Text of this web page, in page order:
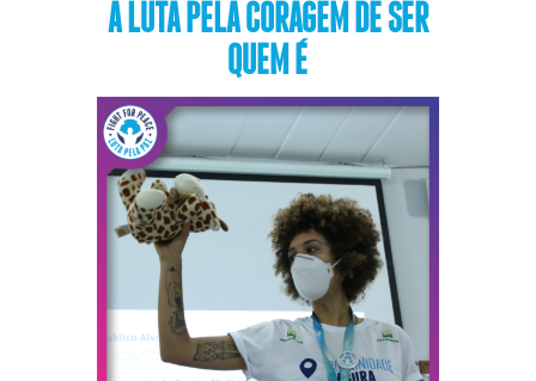
A LUTA PELA CORAGEM DE SER
QUEM É